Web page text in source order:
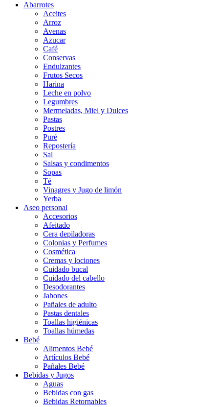
Abarrotes
Aceites
Arroz
Avenas
Azucar
Café
Conservas
Endulzantes
Frutos Secos
Harina
Leche en polvo
Legumbres
Mermeladas, Miel y Dulces
Pastas
Postres
Puré
Repostería
Sal
Salsas y condimentos
Sopas
Té
Vinagres y Jugo de limón
Yerba
Aseo personal
Accesorios
Afeitado
Cera depiladoras
Colonias y Perfumes
Cosmética
Cremas y lociones
Cuidado bucal
Cuidado del cabello
Desodorantes
Jabones
Pañales de adulto
Pastas dentales
Toallas higiénicas
Toallas húmedas
Bebé
Alimentos Bebé
Artículos Bebé
Pañales Bebé
Bebidas y Jugos
Aguas
Bebidas con gas
Bebidas Retornables